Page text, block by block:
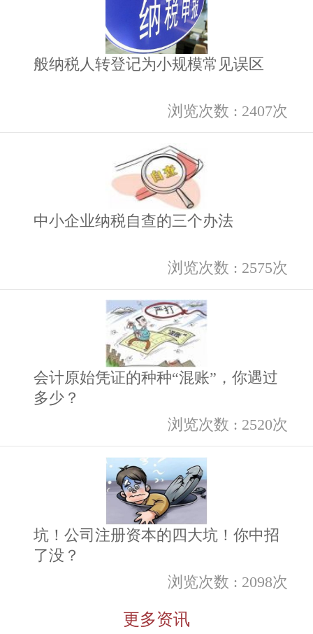
般纳税人转登记为小规模常见误区
浏览次数 : 2407次
中小企业纳税自查的三个办法
浏览次数 : 2575次
会计原始凭证的种种“混账”，你遇过
多少？
浏览次数 : 2520次
坑！公司注册资本的四大坑！你中招
了没？
浏览次数 : 2098次
更多资讯